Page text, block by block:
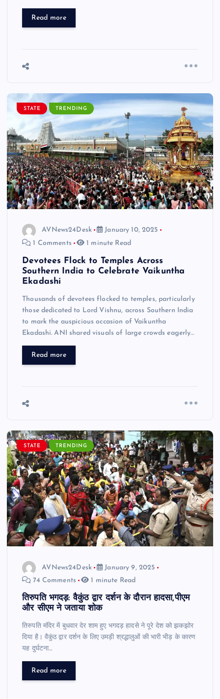
Read more
STATE TRENDING
AVNews24Desk
January 10, 2025
1 Comments
1 minute Read
Devotees Flock to Temples Across
Southern India to Celebrate Vaikuntha
Ekadashi
Thousands of devotees flocked to temples, particularly
those dedicated to Lord Vishnu, across Southern India
to mark the auspicious occasion of Vaikuntha
Ekadashi. ANI shared visuals of large crowds eagerly…
Read more
STATE TRENDING
AVNews24Desk
January 9, 2025
74 Comments
1 minute Read
तिरुपति भगदड़: वैकुंठ द्वार दर्शन के दौरान हादसा,पीएम
और सीएम ने जताया शोक
तिरुपति मंदिर में बुधवार देर शाम हुए भगदड़ हादसे ने पूरे देश को झकझोर
दिया है। वैकुंठ द्वार दर्शन के लिए उमड़ी श्रद्धालुओं की भारी भीड़ के कारण
यह दुर्घटना…
Read more